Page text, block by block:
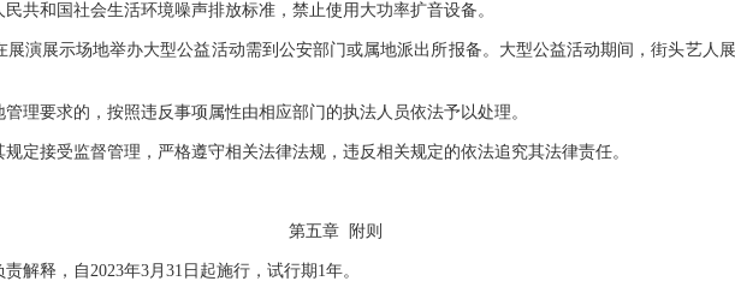
共和国社会生活环境噪声排放标准，禁止使用大功率扩音设备。
演展示场地举办大型公益活动需到公安部门或属地派出所报备。大型公益活动期间，街头艺人
理要求的，按照违反事项属性由相应部门的执法人员依法予以处理。
定接受监督管理，严格遵守相关法律法规，违反相关规定的依法追究其法律责任。
第五章 附则
解释，自2023年3月31日起施行，试行期1年。